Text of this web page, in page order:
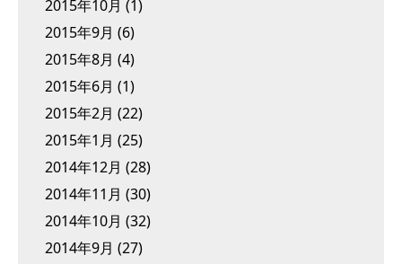
2015年10月 (1)
2015年9月 (6)
2015年8月 (4)
2015年6月 (1)
2015年2月 (22)
2015年1月 (25)
2014年12月 (28)
2014年11月 (30)
2014年10月 (32)
2014年9月 (27)